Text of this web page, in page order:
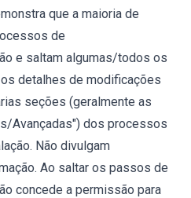
que a maioria de
de
e saltam algumas/todos os
detalhes de modificações
seções (geralmente as
Avançadas") dos processos
Não divulgam
Ao saltar os passos de
concede a permissão para